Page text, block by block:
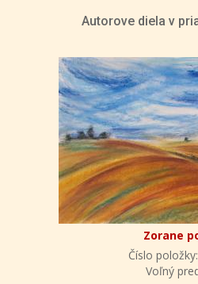
Autorove diela v
Zorane
Číslo
Voľný